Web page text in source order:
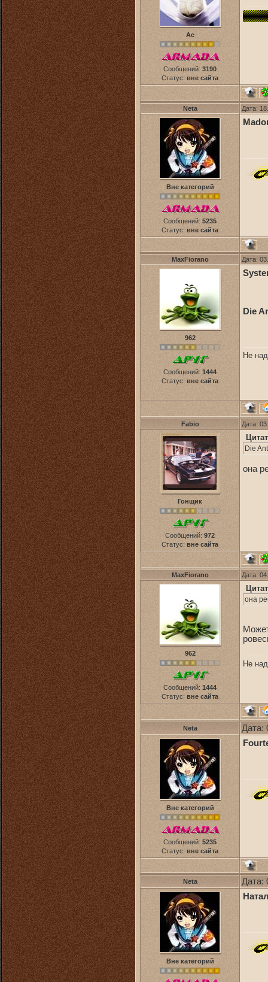
Ас
Сообщений: 3190
Статус: вне сайта
Neta Дата:
Вне категорий
Сообщений: 5235
Статус: вне сайта
MaxFiorano Дата:
962
Сообщений: 1444
Статус: вне сайта
Die
Не
Fabio Дата:
Гонщик
Сообщений: 972
Статус: вне сайта
Die
она
MaxFiorano Дата:
962
Сообщений: 1444
Статус: вне сайта
она
Не
Neta Дата:
Вне категорий
Сообщений: 5235
Статус: вне сайта
Neta Дата:
Вне категорий